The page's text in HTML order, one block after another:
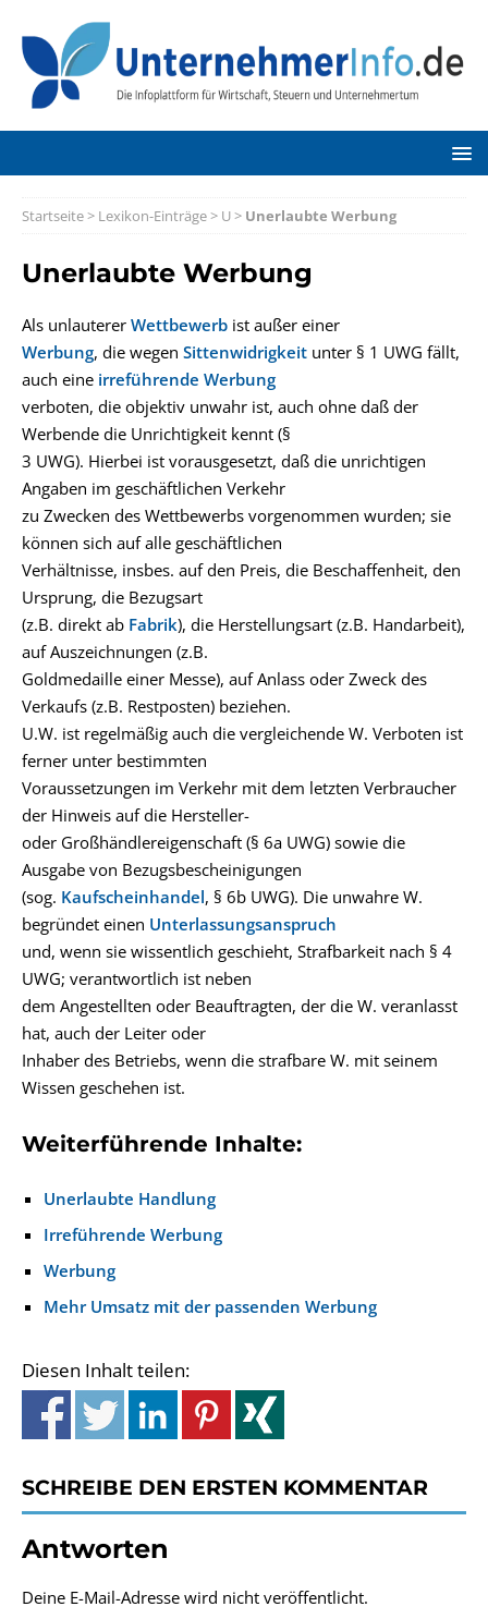
Startseite> Lexikon-Einträge> U> Unerlaubte Werbung
Unerlaubte Werbung
Als unlauterer Wettbewerb ist außer einer
Werbung, die wegen Sittenwidrigkeit unter § 1 UWG fällt,
auch eine irreführende Werbung
verboten, die objektiv unwahr ist, auch ohne daß der
Werbende die Unrichtigkeit kennt (§
3 UWG). Hierbei ist vorausgesetzt, daß die unrichtigen
Angaben im geschäftlichen Verkehr
zu Zwecken des Wettbewerbs vorgenommen wurden; sie
können sich auf alle geschäftlichen
Verhältnisse, insbes. auf den Preis, die Beschaffenheit, den
Ursprung, die Bezugsart
(z.B. direkt ab Fabrik), die Herstellungsart (z.B. Handarbeit),
auf Auszeichnungen (z.B.
Goldmedaille einer Messe), auf Anlass oder Zweck des
Verkaufs (z.B. Restposten) beziehen.
U.W. ist regelmäßig auch die vergleichende W. Verboten ist
ferner unter bestimmten
Voraussetzungen im Verkehr mit dem letzten Verbraucher
der Hinweis auf die Hersteller-
oder Großhändlereigenschaft (§ 6a UWG) sowie die
Ausgabe von Bezugsbescheinigungen
(sog. Kaufscheinhandel, § 6b UWG). Die unwahre W.
begründet einen Unterlassungsanspruch
und, wenn sie wissentlich geschieht, Strafbarkeit nach § 4
UWG; verantwortlich ist neben
dem Angestellten oder Beauftragten, der die W. veranlasst
hat, auch der Leiter oder
Inhaber des Betriebs, wenn die strafbare W. mit seinem
Wissen geschehen ist.
Weiterführende Inhalte:
Unerlaubte Handlung
Irreführende Werbung
Werbung
Mehr Umsatz mit der passenden Werbung
Diesen Inhalt teilen:
SCHREIBE DEN ERSTEN KOMMENTAR
Antworten
Deine E-Mail-Adresse wird nicht veröffentlicht.